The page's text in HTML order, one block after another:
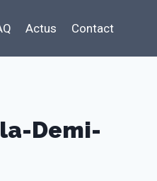
Actus Contact
Demi-